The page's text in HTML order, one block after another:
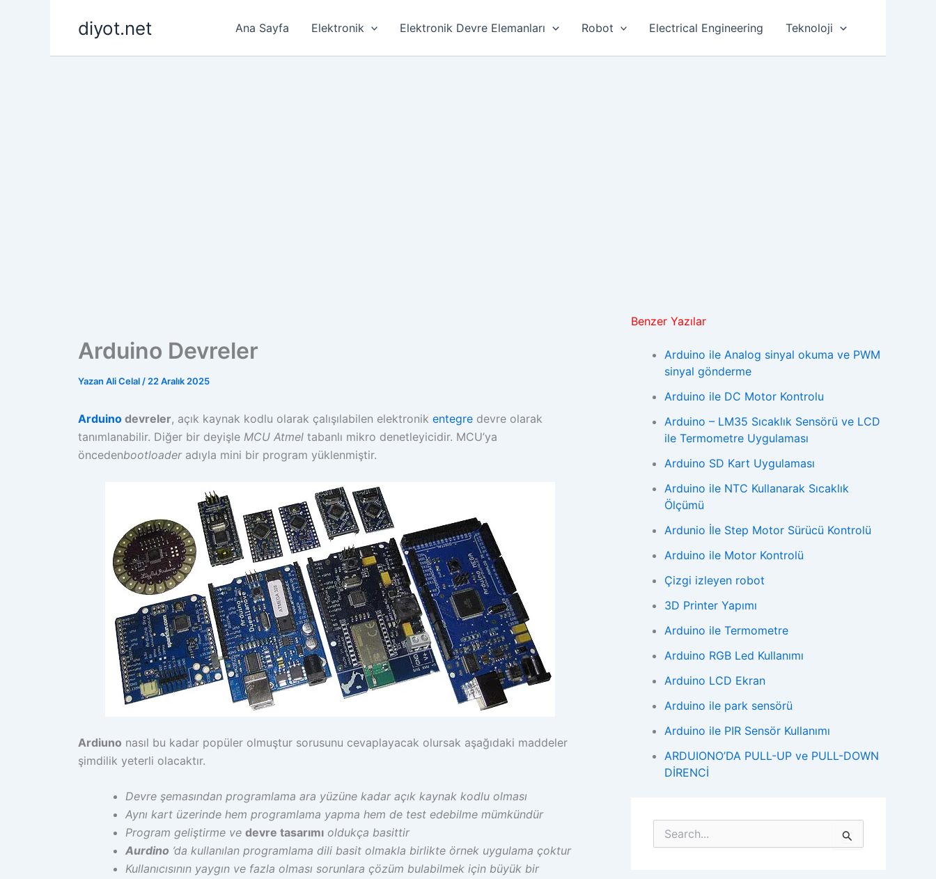
diyot.net Ana Sayfa Elektronik Elektronik Devre Elemanları Robot Electrical Engineering Teknoloji
Arduino Devreler
Yazan Ali Celal / 22 Aralık 2025
Arduino devreler, açık kaynak kodlu olarak çalışılabilen elektronik entegre devre olarak
tanımlanabilir. Diğer bir deyişle MCU Atmel tabanlı mikro denetleyicidir. MCU’ya
öncedenbootloaderadıyla mini bir program yüklenmiştir.
Ardiuno nasıl bu kadar popüler olmuştur sorusunu cevaplayacak olursak aşağıdaki maddeler
şimdilik yeterli olacaktır.
Devre şemasından programlama ara yüzüne kadar açık kaynak kodlu olması
Aynı kart üzerinde hem programlama yapma hem de test edebilme mümkündür
Program geliştirme ve devre tasarımı oldukça basittir
Aurdino ’da kullanılan programlama dili basit olmakla birlikte örnek uygulama çoktur
Kullanıcısının yaygın ve fazla olması sorunlara çözüm bulabilmek için büyük bir
Benzer Yazılar
Arduino ile Analog sinyal okuma ve PWM
sinyal gönderme
Arduino ile DC Motor Kontrolu
Arduino – LM35 Sıcaklık Sensörü ve LCD
ile Termometre Uygulaması
Arduino SD Kart Uygulaması
Arduino ile NTC Kullanarak Sıcaklık
Ölçümü
Ardunio İle Step Motor Sürücü Kontrolü
Arduino ile Motor Kontrolü
Çizgi izleyen robot
3D Printer Yapımı
Arduino ile Termometre
Arduino RGB Led Kullanımı
Arduino LCD Ekran
Arduino ile park sensörü
Arduino ile PIR Sensör Kullanımı
ARDUIONO’DA PULL-UP ve PULL-DOWN
DİRENCİ